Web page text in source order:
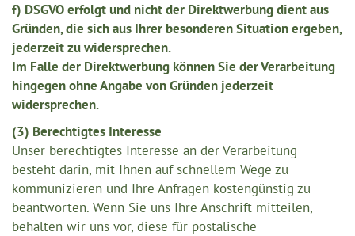
f) DSGVO erfolgt und nicht der Direktwerbung dient aus
Gründen, die sich aus Ihrer besonderen Situation ergeben,
jederzeit zu widersprechen.
Im Falle der Direktwerbung können Sie der Verarbeitung
hingegen ohne Angabe von Gründen jederzeit
widersprechen.
(3) Berechtigtes Interesse
Unser berechtigtes Interesse an der Verarbeitung
besteht darin, mit Ihnen auf schnellem Wege zu
kommunizieren und Ihre Anfragen kostengünstig zu
beantworten. Wenn Sie uns Ihre Anschrift mitteilen,
behalten wir uns vor, diese für postalische